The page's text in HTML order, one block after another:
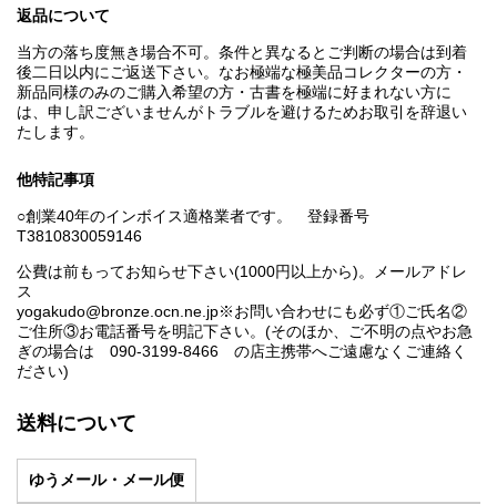
返品について
当方の落ち度無き場合不可。条件と異なるとご判断の場合は到着
後二日以内にご返送下さい。なお極端な極美品コレクターの方・
新品同様のみのご購入希望の方・古書を極端に好まれない方に
は、申し訳ございませんがトラブルを避けるためお取引を辞退い
たします。
他特記事項
○創業40年のインボイス適格業者です。 登録番号
T3810830059146
公費は前もってお知らせ下さい(1000円以上から)。メールアドレ
ス
yogakudo@bronze.ocn.ne.jp※お問い合わせにも必ず①ご氏名②
ご住所③お電話番号を明記下さい。(そのほか、ご不明の点やお急
ぎの場合は 090-3199-8466 の店主携帯へご遠慮なくご連絡く
ださい)
送料について
ゆうメール・メール便